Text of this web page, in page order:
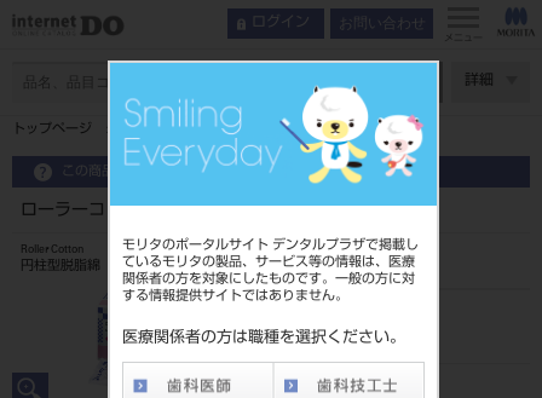
モリタのポータルサイト デンタルプラザで掲載し
ているモリタの製品、サービス等の情報は、医療
関係者の方を対象にしたものです。一般の方に対
する情報提供サイトではありません。
医療関係者の方は職種を選択ください。
ログイン お問い合わせ
メニュー
詳細
トップページ ローラーコットン EX S
この商品に関するお問い合わせ
ローラーコットン EX S
Roller Cotton
円柱型脱脂綿
202040110S
JAN/EANコード